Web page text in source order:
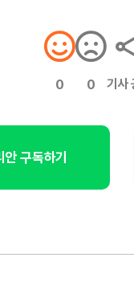
0 0 기사
안 구독하기